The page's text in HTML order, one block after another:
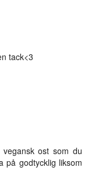
tack<3
ost som du
på godtycklig liksom